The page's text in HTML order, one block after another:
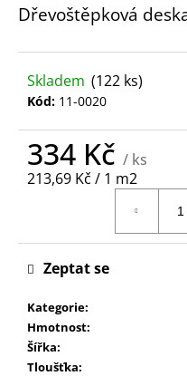
Dřevoštěpková
Skladem (122 ks)
Kód: 11-0020
334 Kč / ks
Měrná
213,69 Kč / 1 m2
Kategorie:
Hmotnost:
Šířka:
Tloušťka:
Zeptat se
o
u
u
e
m
e